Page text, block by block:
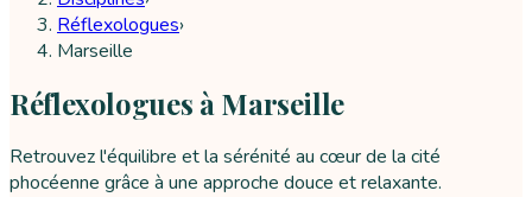
Réflexologues›
Marseille
Réflexologues à Marseille
Retrouvez l'équilibre et la sérénité au cœur de la cité
phocéenne grâce à une approche douce et relaxante.